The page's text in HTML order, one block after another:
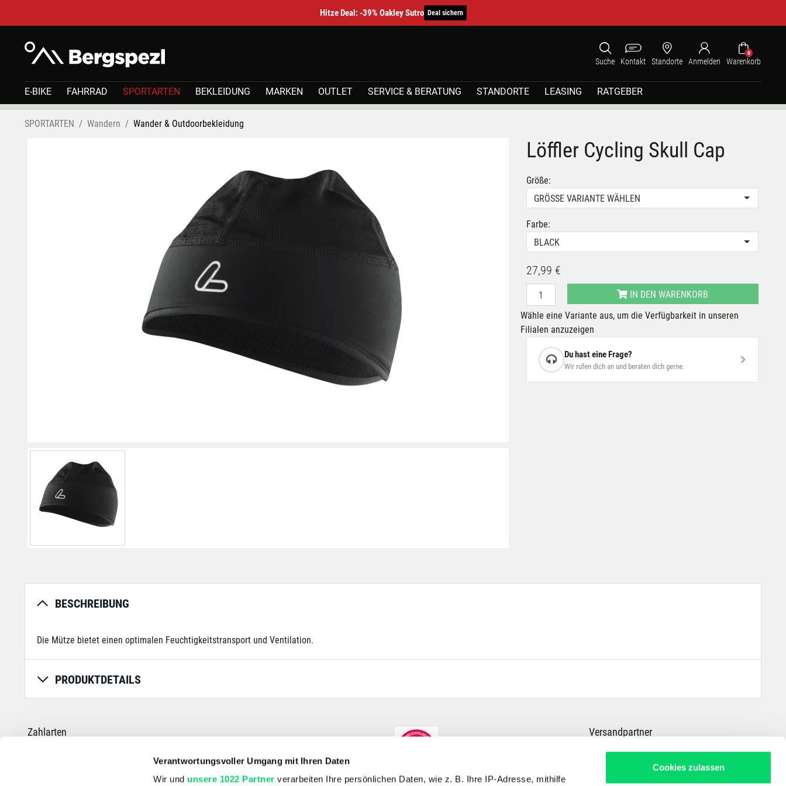
Verantwortungsvoller Umgang mit Ihren Daten
Wir und unsere 1022 Partner verarbeiten Ihre persönlichen Daten, wie z. B. Ihre IP-Adresse, mithilfe
Cookies zulassen
Hitze Deal: -39% Oakley Sutro Deal sichern
Suche Kontakt Standorte Anmelden
0
Warenkorb
E-BIKE FAHRRAD SPORTARTEN BEKLEIDUNG MARKEN OUTLET SERVICE & BERATUNG STANDORTE LEASING RATGEBER
SPORTARTEN Wandern Wander & Outdoorbekleidung
Löffler Cycling Skull Cap
Größe:
GRÖSSE VARIANTE WÄHLEN
Farbe:
BLACK
27,99 €
IN DEN WARENKORB
Wähle eine Variante aus, um die Verfügbarkeit in unseren
Filialen anzuzeigen
Du hast eine Frage?
Wir rufen dich an und beraten dich gerne.
BESCHREIBUNG
Die Mütze bietet einen optimalen Feuchtigkeitstransport und Ventilation.
PRODUKTDETAILS
Zahlarten Versandpartner